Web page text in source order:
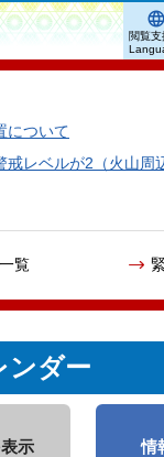
について
戒レベルが2（火山周
覧
閲覧支
ンダー
示
情